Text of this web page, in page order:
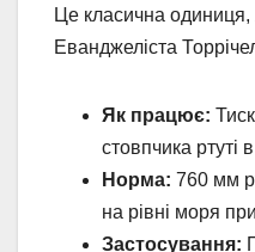
Це класична
Еванджеліста
Як працює:
стовпчика ртуті
Норма: 760 мм
на рівні моря
Застосування: